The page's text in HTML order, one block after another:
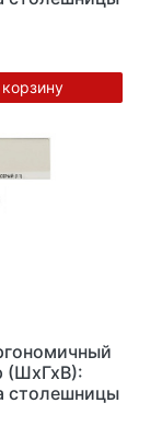
(ШхГхВ):
столешницы